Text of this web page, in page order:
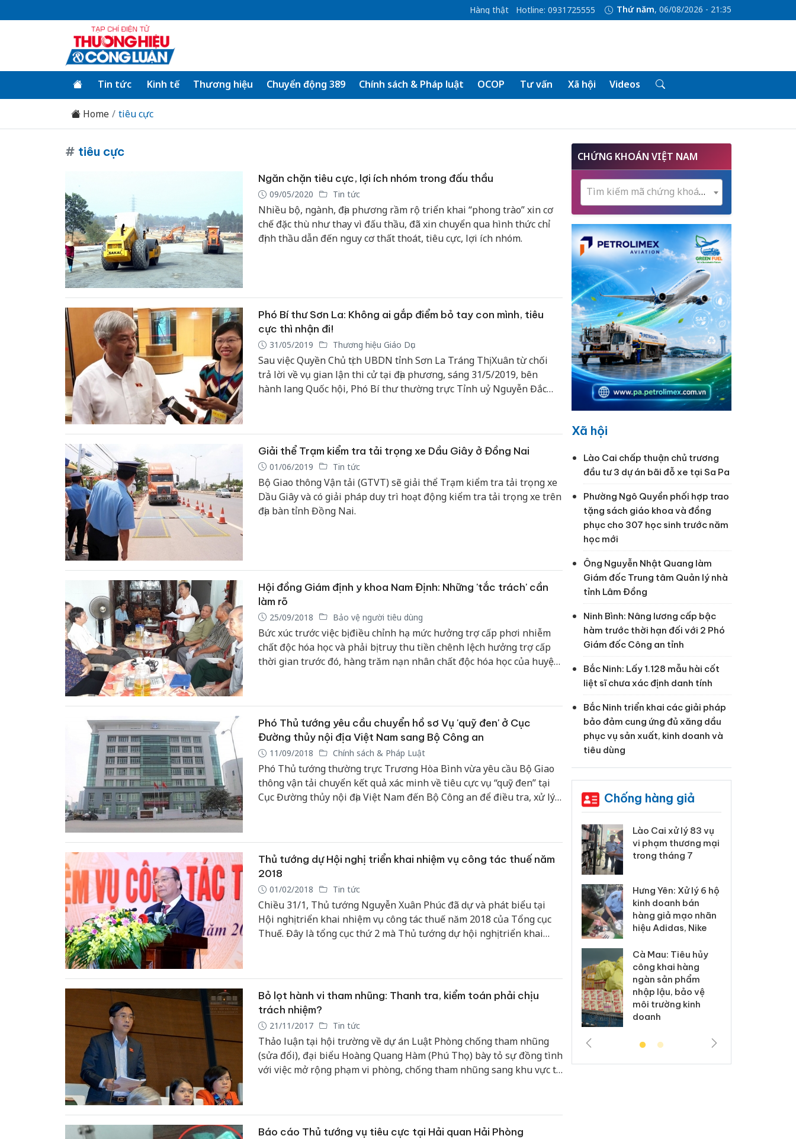
Hàng thật Hotline: 0931725555 Thứ năm, 06/08/2026 - 21:35
Tin tức Kinh tế Thương hiệu Chuyển động 389 Chính sách & Pháp luật OCOP Tư vấn Xã hội Videos
Home tiêu cực
# tiêu cực
Ngăn chặn tiêu cực, lợi ích nhóm trong đấu thầu
09/05/2020 Tin tức
Nhiều bộ, ngành, địa phương rầm rộ triển khai “phong trào” xin cơ
chế đặc thù như thay vì đấu thầu, đã xin chuyển qua hình thức chỉ
định thầu dẫn đến nguy cơ thất thoát, tiêu cực, lợi ích nhóm.
Phó Bí thư Sơn La: Không ai gắp điểm bỏ tay con mình, tiêu
cực thì nhận đi!
31/05/2019 Thương hiệu Giáo Dục
Sau việc Quyền Chủ tịch UBDN tỉnh Sơn La Tráng Thị Xuân từ chối
trả lời về vụ gian lận thi cử tại địa phương, sáng 31/5/2019, bên
hành lang Quốc hội, Phó Bí thư thường trực Tỉnh uỷ Nguyễn Đắc
Giải thể Trạm kiểm tra tải trọng xe Dầu Giây ở Đồng Nai
01/06/2019 Tin tức
Bộ Giao thông Vận tải (GTVT) sẽ giải thể Trạm kiểm tra tải trọng xe
Dầu Giây và có giải pháp duy trì hoạt động kiểm tra tải trọng xe trên
địa bàn tỉnh Đồng Nai.
Hội đồng Giám định y khoa Nam Định: Những 'tắc trách' cần
làm rõ
25/09/2018 Bảo vệ người tiêu dùng
Bức xúc trước việc bị điều chỉnh hạ mức hưởng trợ cấp phơi nhiễm
chất độc hóa học và phải bị truy thu tiền chênh lệch hưởng trợ cấp
thời gian trước đó, hàng trăm nạn nhân chất độc hóa học của huyện
Phó Thủ tướng yêu cầu chuyển hồ sơ Vụ 'quỹ đen' ở Cục
Đường thủy nội địa Việt Nam sang Bộ Công an
11/09/2018 Chính sách & Pháp Luật
Phó Thủ tướng thường trực Trương Hòa Bình vừa yêu cầu Bộ Giao
thông vận tải chuyển kết quả xác minh về tiêu cực vụ “quỹ đen” tại
Cục Đường thủy nội địa Việt Nam đến Bộ Công an để điều tra, xử lý
Thủ tướng dự Hội nghị triển khai nhiệm vụ công tác thuế năm
2018
01/02/2018 Tin tức
Chiều 31/1, Thủ tướng Nguyễn Xuân Phúc đã dự và phát biểu tại
Hội nghị triển khai nhiệm vụ công tác thuế năm 2018 của Tổng cục
Thuế. Đây là tổng cục thứ 2 mà Thủ tướng dự hội nghị triển khai
Bỏ lọt hành vi tham nhũng: Thanh tra, kiểm toán phải chịu
trách nhiệm?
21/11/2017 Tin tức
Thảo luận tại hội trường về dự án Luật Phòng chống tham nhũng
(sửa đổi), đại biểu Hoàng Quang Hàm (Phú Thọ) bày tỏ sự đồng tình
với việc mở rộng phạm vi phòng, chống tham nhũng sang khu vực tư
nhũng.
Báo cáo Thủ tướng vụ tiêu cực tại Hải quan Hải Phòng
CHỨNG KHOÁN VIỆT NAM
Tìm kiếm mã chứng khoán...
Xã hội
Lào Cai chấp thuận chủ trương
đầu tư 3 dự án bãi đỗ xe tại Sa Pa
Phường Ngô Quyền phối hợp trao
tặng sách giáo khoa và đồng
phục cho 307 học sinh trước năm
học mới
Ông Nguyễn Nhật Quang làm
Giám đốc Trung tâm Quản lý nhà
tỉnh Lâm Đồng
Ninh Bình: Nâng lương cấp bậc
hàm trước thời hạn đối với 2 Phó
Giám đốc Công an tỉnh
Bắc Ninh: Lấy 1.128 mẫu hài cốt
liệt sĩ chưa xác định danh tính
Bắc Ninh triển khai các giải pháp
bảo đảm cung ứng đủ xăng dầu
phục vụ sản xuất, kinh doanh và
tiêu dùng
Chống hàng giả
tìm bị hại trong vụ
án sản xuất, buôn
hại trong vụ án
buôn bán bình sữa
Moyuum giả
bán hàng giả tại
Phú Quốc ra đầu
Lào Cai xử lý 83 vụ
vi phạm thương mại
trong tháng 7
Hưng Yên: Xử lý 6 hộ
kinh doanh bán
hàng giả mạo nhãn
hiệu Adidas, Nike
Cà Mau: Tiêu hủy
công khai hàng
ngàn sản phẩm
nhập lậu, bảo vệ
môi trường kinh
doanh